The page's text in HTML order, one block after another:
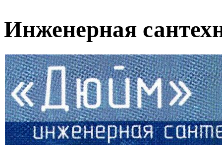
Инженерная